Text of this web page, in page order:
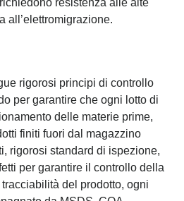
resistenza alle alte
all’elettromigrazione.
rigorosi principi di controllo
per garantire che ogni lotto di
delle materie prime,
finiti fuori dal magazzino
rigorosi standard di ispezione,
per garantire il controllo della
del prodotto, ogni